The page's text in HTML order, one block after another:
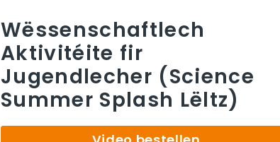
Wëssenschaftlech
Aktivitéite fir
Jugendlecher (Science
Summer Splash Lëltz)